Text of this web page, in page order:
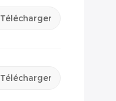
Télécharger
Télécharger